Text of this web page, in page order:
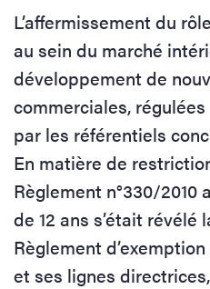
L’affermissement du
au sein du marché
développement de
commerciales,
par les référentiels
En matière de
Règlement n°330/
de 12 ans s’était révélé
Règlement
et ses lignes